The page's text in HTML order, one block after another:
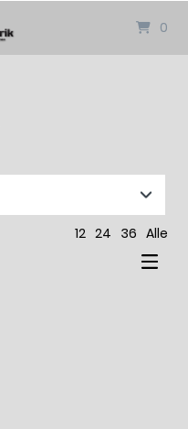
0
12 24 36 Alle